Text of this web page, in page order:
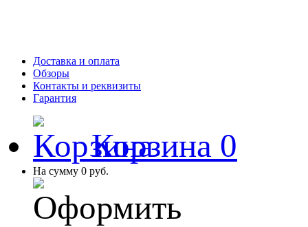
Доставка и оплата
Обзоры
Контакты и реквизиты
Гарантия
Корзина 0
На сумму 0 руб.